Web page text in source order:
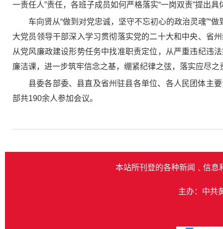
一责任人”责任，各班子成员如何严格落实“一岗双责”提出
车向贤从“做到对党忠诚，坚守不忘初心的政治灵魂”“
大党员领导干部深入学习贯彻落实党的二十大和中央、省
从党风廉政建设形势任务中找准职责定位，从严重违纪违
廉洁课，进一步筑牢信念之基，绷紧纪律之弦，落实应尽之
县委各部委、县直及省州驻县各单位、各人民团体主
部共190余人参加会议。
本站所刊登的各种新闻﹑信息
主办：中共